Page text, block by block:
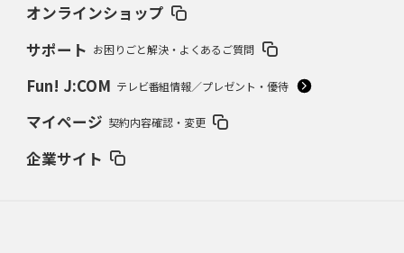
オンラインショップ
サポート お困りごと解決・よくあるご質問
Fun! J:COM テレビ番組情報／プレゼント・優待
マイページ 契約内容確認・変更
企業サイト